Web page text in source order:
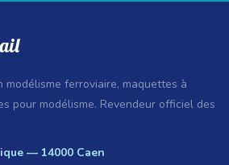
modélisme ferroviaire, maquettes à
pour modélisme. Revendeur officiel des
— 14000 Caen